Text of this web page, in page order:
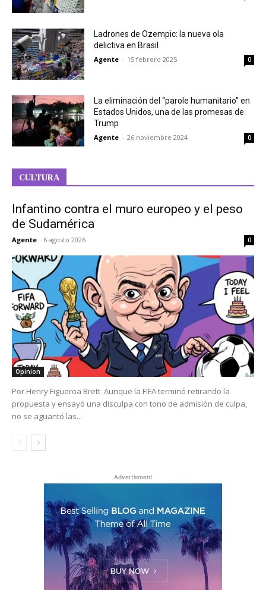
Ladrones de Ozempic: la nueva ola
delictiva en Brasil
Agente - 15 febrero 2025 0
La eliminación del “parole humanitario” en
Estados Unidos, una de las promesas de
Trump
Agente - 26 noviembre 2024 0
CULTURA
Infantino contra el muro europeo y el peso
de Sudamérica
Agente - 6 agosto 2026 0
Opinion
Por Henry Figueroa Brett Aunque la FIFA terminó retirando la
propuesta y ensayó una disculpa con tono de admisión de culpa,
no se aguantó las...
Advertisment